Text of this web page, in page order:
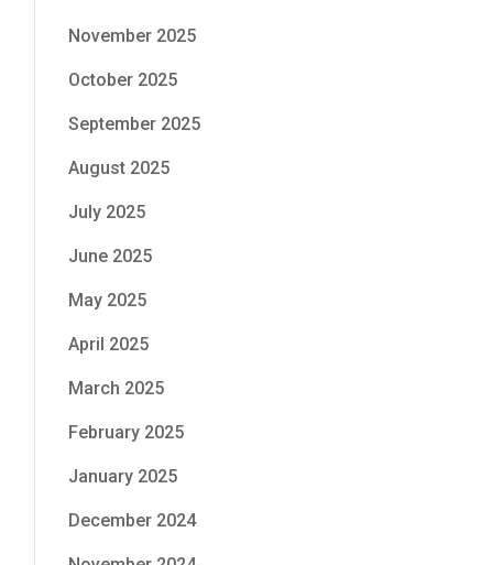
November 2025
October 2025
September 2025
August 2025
July 2025
June 2025
May 2025
April 2025
March 2025
February 2025
January 2025
December 2024